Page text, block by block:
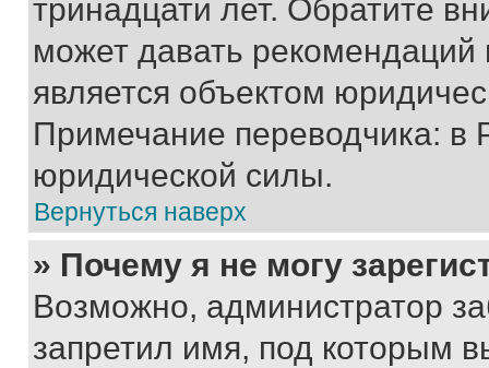
тринадцати лет. Обратите
может давать
является объектом
Примечание переводчика: в
юридической силы.
Вернуться наверх
» Почему я не могу
Возможно, администратор
запретил имя, под которым